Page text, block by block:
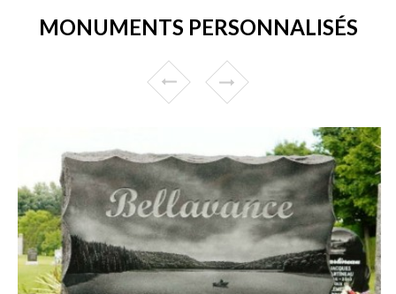
MONUMENTS PERSONNALISÉS